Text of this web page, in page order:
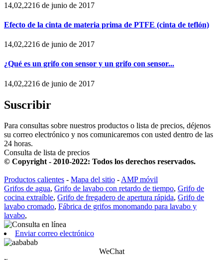
14,02,2216 de junio de 2017
Efecto de la cinta de materia prima de PTFE (cinta de teflón)
14,02,2216 de junio de 2017
¿Qué es un grifo con sensor y un grifo con sensor...
14,02,2216 de junio de 2017
Suscribir
Para consultas sobre nuestros productos o lista de precios, déjenos
su correo electrónico y nos comunicaremos con usted dentro de las
24 horas.
Consulta de lista de precios
© Copyright - 2010-2022: Todos los derechos reservados.
Productos calientes - Mapa del sitio -AMP móvil
Grifos de agua, Grifo de lavabo con retardo de tiempo, Grifo de
cocina extraíble, Grifo de fregadero de apertura rápida, Grifo de
lavabo cromado, Fábrica de grifos monomando para lavabo y
lavabo,
Enviar correo electrónico
WeChat